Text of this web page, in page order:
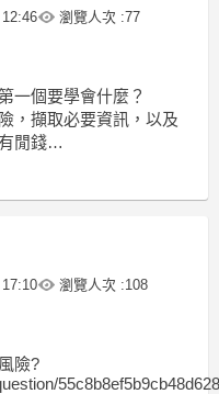
到幼保老師
瀏覽人次 :77
一個要學會什麼？
，擷取必要資訊，以及
閒錢
考，多接收成功人士的
瀏覽人次 :108
險?